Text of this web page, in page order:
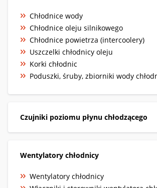
Chłodnice wody
Chłodnice oleju silnikowego
Chłodnice powietrza (intercoolery)
Uszczelki chłodnicy oleju
Korki chłodnic
Poduszki, śruby, zbiorniki wody
Czujniki poziomu płynu chłodzącego
Wentylatory chłodnicy
Wentylatory chłodnicy